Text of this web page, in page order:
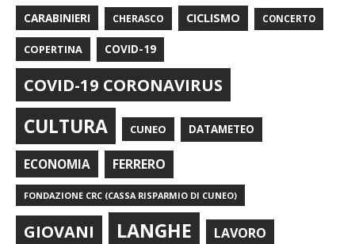
CARABINIERI CHERASCO CICLISMO CONCERTO
COPERTINA COVID-19
COVID-19 CORONAVIRUS
CULTURA CUNEO DATAMETEO
ECONOMIA FERRERO
FONDAZIONE CRC (CASSA RISPARMIO DI CUNEO)
GIOVANI LANGHE LAVORO